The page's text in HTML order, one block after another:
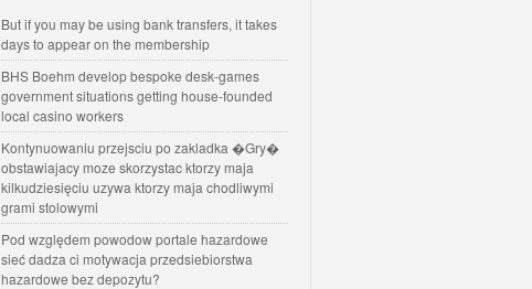
But if you may be using bank transfers, it takes
days to appear on the membership
BHS Boehm develop bespoke desk-games
government situations getting house-founded
local casino workers
Kontynuowaniu przejsciu po zakladka �Gry�
obstawiajacy moze skorzystac ktorzy maja
kilkudziesięciu uzywa ktorzy maja chodliwymi
grami stolowymi
Pod względem powodow portale hazardowe
sieć dadza ci motywacja przedsiebiorstwa
hazardowe bez depozytu?